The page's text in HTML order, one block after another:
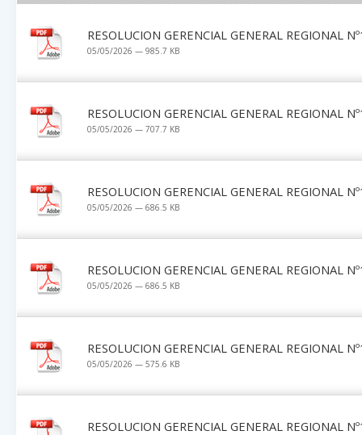
RESOLUCION GERENCIAL GENERAL REGIONAL
05/05/2026 — 985.7 KB
RESOLUCION GERENCIAL GENERAL REGIONAL
05/05/2026 — 707.7 KB
RESOLUCION GERENCIAL GENERAL REGIONAL
05/05/2026 — 686.5 KB
RESOLUCION GERENCIAL GENERAL REGIONAL
05/05/2026 — 686.5 KB
RESOLUCION GERENCIAL GENERAL REGIONAL
05/05/2026 — 575.6 KB
RESOLUCION GERENCIAL GENERAL REGIONAL